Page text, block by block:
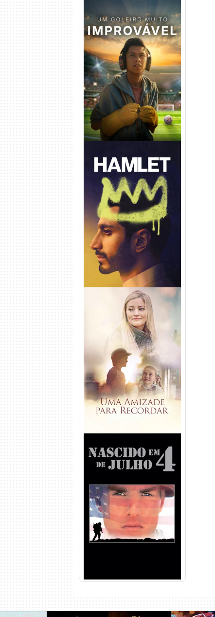
Um Goleiro Muito Improvável
Torrent (2026) WEB-DL 1080p
Dual Áudio
Hamlet Torrent (2026) WEB-
DL 1080p Dual Áudio
Uma Amizade para Recordar
Torrent (2025) WEB-DL 1080p
Dual Áudio
Nascido em 4 de Julho
Torrent (1989) WEB-DL 1080p
Dual Áudio